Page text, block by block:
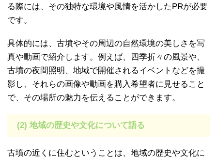
る際には、その独特な環境や風情を活かしたPRが必要
です。
具体的には、古墳やその周辺の自然環境の美しさを写
真や動画で紹介します。例えば、四季折々の風景や、
古墳の夜間照明、地域で開催されるイベントなどを撮
影し、それらの画像や動画を購入希望者に見せること
で、その場所の魅力を伝えることができます。
(2) 地域の歴史や文化について語る
古墳の近くに住むということは、地域の歴史や文化に